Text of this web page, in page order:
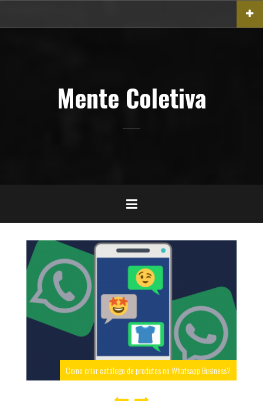
Mente Coletiva
Como criar catálogo de produtos no Whatsapp Business?